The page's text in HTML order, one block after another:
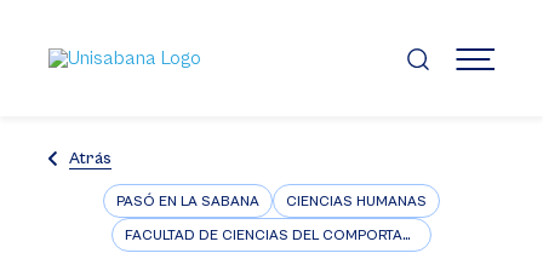
contenido
principal
MENÚ
Atrás
PASÓ EN LA SABANA CIENCIAS HUMANAS
FACULTAD DE CIENCIAS DEL COMPORTAMIENTO